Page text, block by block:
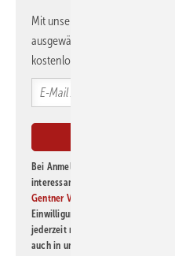
Mit unserem Newsletter
ausgewählte Informationen
kostenlos direkt ins Postfach.
Bei Anmeldung zu diesem
interessante Verlags- und Online-
Gentner Verlag GmbH & Co. KG
Einwilligung kann ich jederzeit
jederzeit möglich. Informationen
auch in unserer